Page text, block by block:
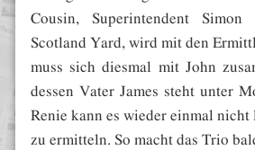
Cousin, Superintendent
Scotland Yard, wird mit den
muss sich diesmal mit John
dessen Vater James steht unter
Renie kann es wieder einmal nicht
zu ermitteln. So macht das Trio